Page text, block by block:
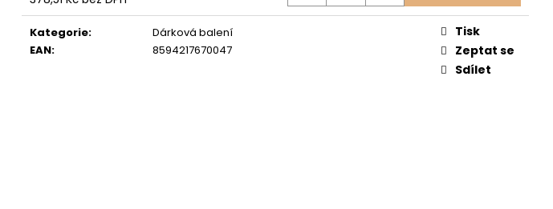
Měrná
cena:
Kategorie:
Dárková balení
EAN: 8594217670047
Tisk
Zeptat se
Sdílet
LIMETKOU A BERGAMOTEM